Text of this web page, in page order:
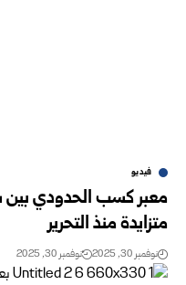
فيديو
معبر كسب الحدودي بين
متزايدة منذ التحرير
نوفمبر 30, 2025 نوفمبر 30, 2025